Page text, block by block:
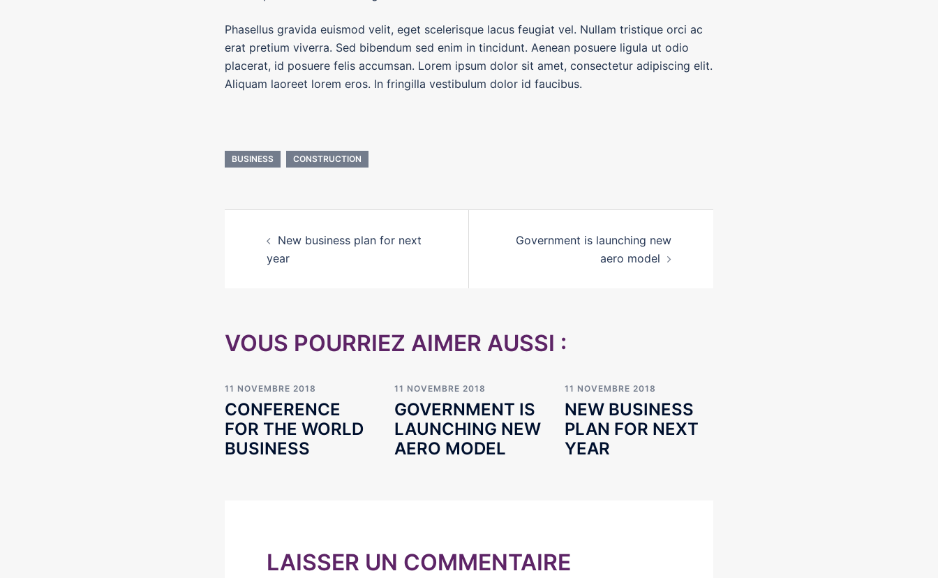
Phasellus gravida euismod velit, eget scelerisque lacus feugiat vel. Nullam tristique orci ac
erat pretium viverra. Sed bibendum sed enim in tincidunt. Aenean posuere ligula ut odio
placerat, id posuere felis accumsan. Lorem ipsum dolor sit amet, consectetur adipiscing elit.
Aliquam laoreet lorem eros. In fringilla vestibulum dolor id faucibus.
BUSINESS CONSTRUCTION
D’ARTICLE
New business plan for next
year
Government is launching new
aero model
VOUS POURRIEZ AIMER AUSSI :
11 NOVEMBRE 2018
CONFERENCE
FOR THE WORLD
BUSINESS
11 NOVEMBRE 2018
GOVERNMENT IS
LAUNCHING NEW
AERO MODEL
11 NOVEMBRE 2018
NEW BUSINESS
PLAN FOR NEXT
YEAR
LAISSER UN COMMENTAIRE